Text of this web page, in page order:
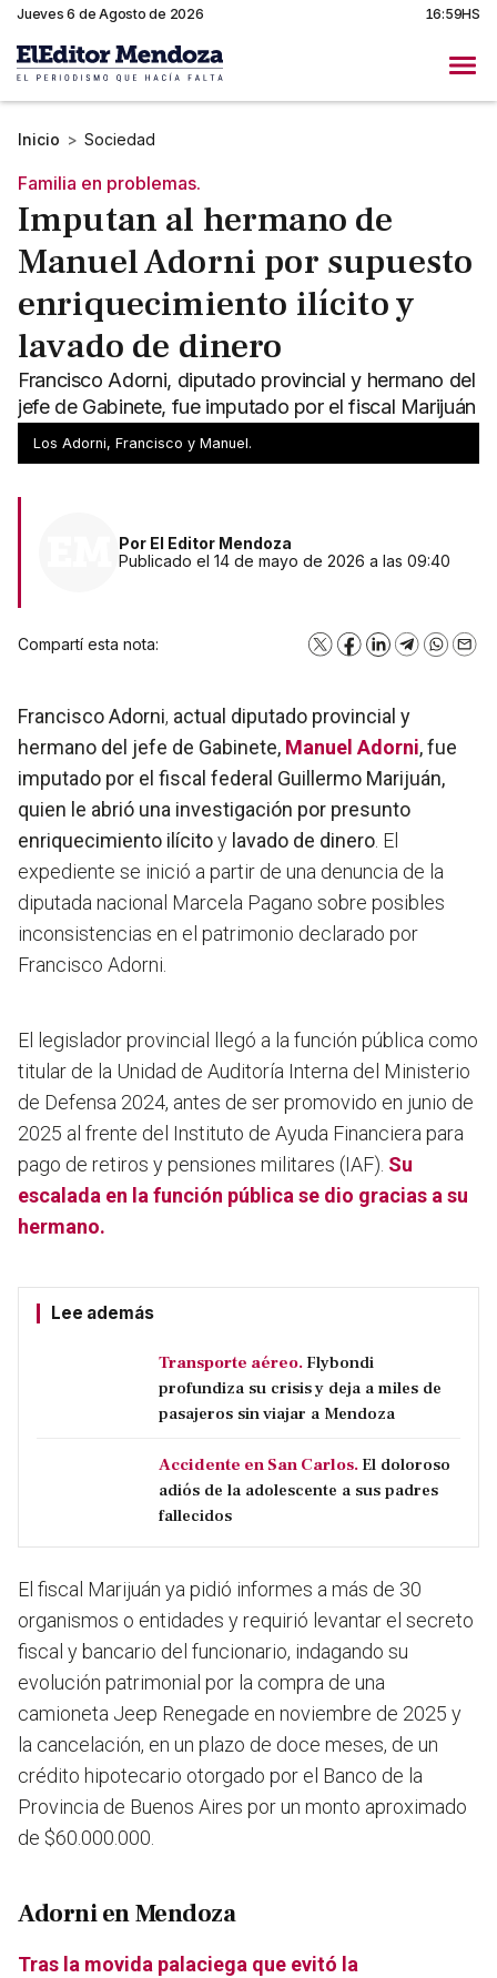
Jueves 6 de Agosto de 2026 16:59HS
Inicio > Sociedad
Familia en problemas.
Imputan al hermano de
Manuel Adorni por supuesto
enriquecimiento ilícito y
lavado de dinero
Francisco Adorni, diputado provincial y hermano del
jefe de Gabinete, fue imputado por el fiscal Marijuán
tras la denuncia de la exlibertaria Marcela Pagano.
Los Adorni, Francisco y Manuel.
Por El Editor Mendoza
Publicado el 14 de mayo de 2026 a las 09:40
Compartí esta nota: X Facebook
LinkedInTelegram
Francisco Adorni, actual diputado provincial y
hermano del jefe de Gabinete, Manuel Adorni, fue
imputado por el fiscal federal Guillermo Marijuán,
quien le abrió una investigación por presunto
enriquecimiento ilícitoy lavado de dinero . El
expediente se inició a partir de una denuncia de la
diputada nacional Marcela Pagano sobre posibles
inconsistencias en el patrimonio declarado por
Francisco Adorni.
El legislador provincial llegó a la función pública como
titular de la Unidad de Auditoría Interna del Ministerio
de Defensa 2024, antes de ser promovido en junio de
2025 al frente del Instituto de Ayuda Financiera para
pago de retiros y pensiones militares (IAF). Su
escalada en la función pública se dio gracias a su
hermano.
Lee además
Transporte aéreo. Flybondi
profundiza su crisis y deja a miles de
pasajeros sin viajar a Mendoza
Accidente en San Carlos. El doloroso
adiós de la adolescente a sus padres
fallecidos
El fiscal Marijuán ya pidió informes a más de 30
organismos o entidades y requirió levantar el secreto
fiscal y bancario del funcionario, indagando su
evolución patrimonial por la compra de una
camioneta Jeep Renegade en noviembre de 2025 y
la cancelación, en un plazo de doce meses, de un
crédito hipotecario otorgado por el Banco de la
Provincia de Buenos Aires por un monto aproximado
de $60.000.000.
Adorni en Mendoza
Tras la movida palaciega que evitó la